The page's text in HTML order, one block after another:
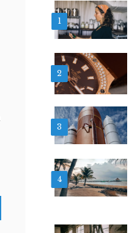
1
2
3
4